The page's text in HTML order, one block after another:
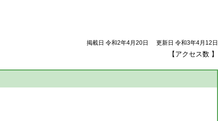
掲載日 令和2年4月20日 更新日 令和3年4月12日
【アクセス数 】